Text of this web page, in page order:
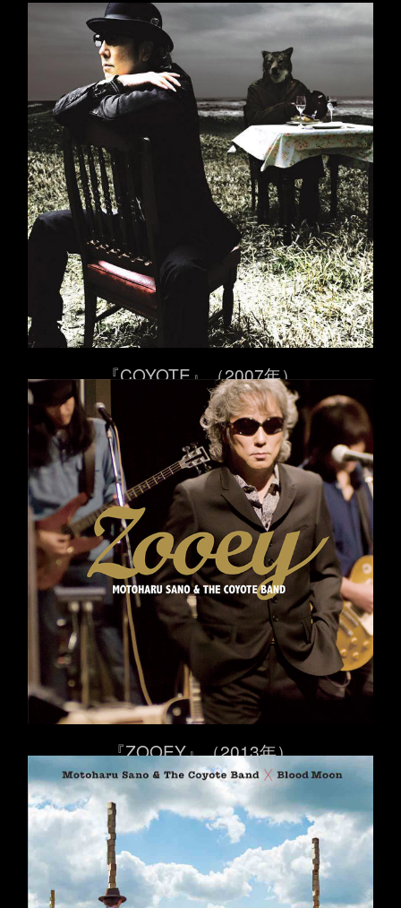
『COYOTE』（2007年）
二十一世紀の荒地を往くBoys & Girlsに。
『ZOOEY』（2013年）
言葉のうちに命が宿っている。